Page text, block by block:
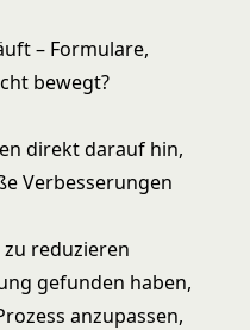
– Formulare,
bewegt?
direkt darauf hin,
Verbesserungen
reduzieren
gefunden haben,
anzupassen,